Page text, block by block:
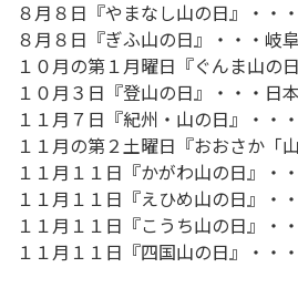
８月８日『やまなし山の日』
・・
８月８日『ぎふ山の日』
・・・岐
１０月の第１月曜日『ぐんま山の日
１０月３日『登山の日』
・・・日
１１月７日『紀州・山の日』
・・
１１月の第２土曜日『おおさか「
１１月１１日『かがわ山の日』
・
１１月１１日『えひめ山の日』
・
１１月１１日『こうち山の日』
・
１１月１１日『四国山の日』
・・